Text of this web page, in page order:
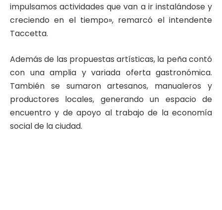
impulsamos actividades que van a ir instalándose y
creciendo en el tiempo», remarcó el intendente
Taccetta.
Además de las propuestas artísticas, la peña contó
con una amplia y variada oferta gastronómica.
También se sumaron artesanos, manualeros y
productores locales, generando un espacio de
encuentro y de apoyo al trabajo de la economía
social de la ciudad.